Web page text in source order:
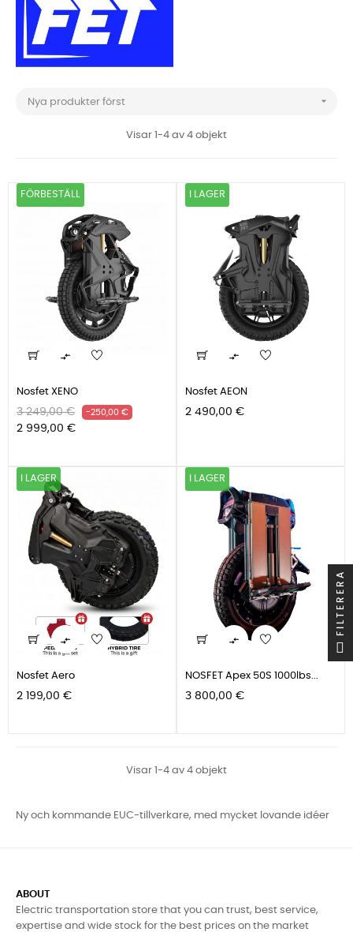
Nya produkter först 
Visar 1-4 av 4 objekt
FÖRBESTÄLL

Nosfet XENO
Ordinarie
pris
3 249,00 € -250,00 € Pris
2 999,00 €
I LAGER

Nosfet AEON
Pris
2 490,00 €
I LAGER

Nosfet Aero
Pris
2 199,00 €
I LAGER

NOSFET Apex 50S 1000lbs...
Pris
3 800,00 €
Visar 1-4 av 4 objekt
Ny och kommande EUC-tillverkare, med mycket lovande idéer
ABOUT
Electric transportation store that you can trust, best service,
expertise and wide stock for the best prices on the market
FILTERERA